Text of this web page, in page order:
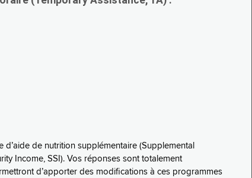
de nutrition supplémentaire (Supplemental
Income, SSI). Vos réponses sont totalement
d’apporter des modifications à ces programmes